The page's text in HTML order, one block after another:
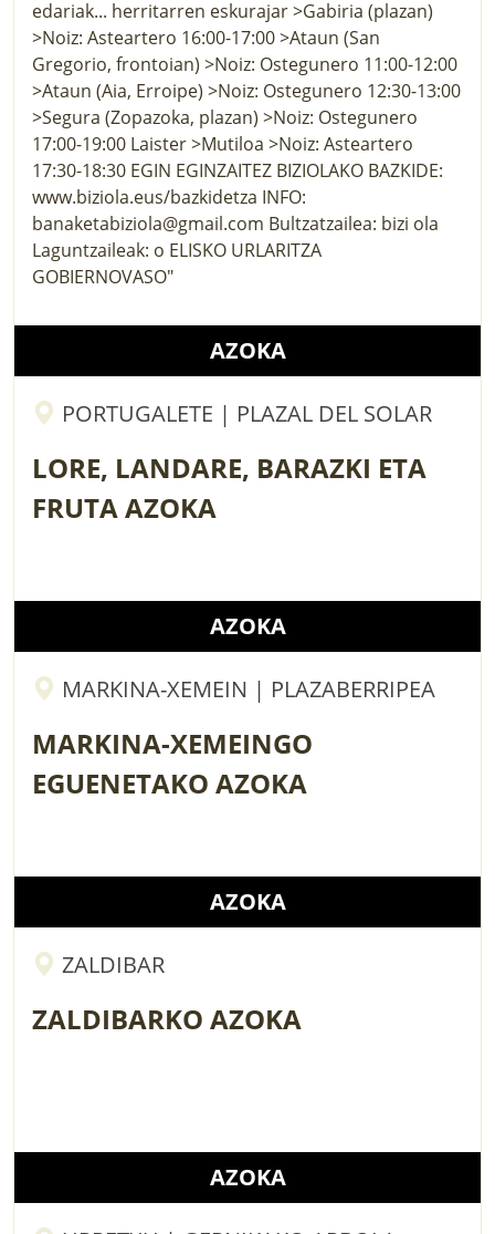
AZOKA
PORTUGALETE | PLAZAL DEL SOLAR
LORE, LANDARE, BARAZKI ETA
FRUTA AZOKA
AZOKA
MARKINA-XEMEIN | PLAZABERRIPEA
MARKINA-XEMEINGO
EGUENETAKO AZOKA
AZOKA
ZALDIBAR
ZALDIBARKO AZOKA
AZOKA